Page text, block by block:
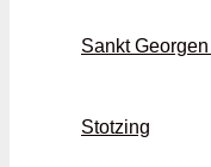
Sankt
Stotzing